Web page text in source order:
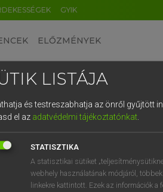
GYIK
ELŐZMÉNYEK
Magyar−holland szótár
LISTÁJA
és testreszabhatja az önről gyűjtött
el az adatvédelmi tájékoztatónkat.
STATISZTIKA
A statisztikai sütiket
webhely használatának módjáról,
linkekre kattintott. Ezek az információk
EN HU DE CN FR ES IT NL
0 1 2 3 4
q w e r
a s d f